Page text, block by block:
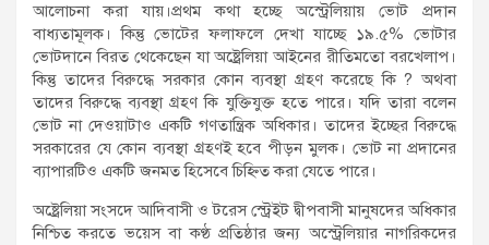
আলোচনা করা যায়।প্রথম কথা হচ্ছে অস্ট্রেলিয়ায় ভোট প্রদান
বাধ্যতামূলক। কিন্তু ভোটের ফলাফলে দেখা যাচ্ছে ১৯.৫% ভোটার
ভোটদানে বিরত থেকেছেন যা অষ্ট্রেলিয়া আইনের রীতিমতো বরখেলাপ।
কিন্তু তাদের বিরুদ্ধে সরকার কোন ব্যবস্থা গ্রহণ করেছে কি ? অথবা
তাদের বিরুদ্ধে ব্যবস্থা গ্রহণ কি যুক্তিযুক্ত হতে পারে। যদি তারা বলেন
ভোট না দেওয়াটাও একটি গণতান্ত্রিক অধিকার। তাদের ইচ্ছের বিরুদ্ধে
সরকারের যে কোন ব্যবস্থা গ্রহণই হবে পীড়ন মুলক। ভোট না প্রদানের
ব্যাপারটিও একটি জনমত হিসেবে চিহ্নিত করা যেতে পারে।
অষ্ট্রেলিয়া সংসদে আদিবাসী ও টরেস স্ট্রেইট দ্বীপবাসী মানুষদের অধিকার
নিশ্চিত করতে ভয়েস বা কণ্ঠ প্রতিষ্ঠার জন্য অস্ট্রেলিয়ার নাগরিকদের